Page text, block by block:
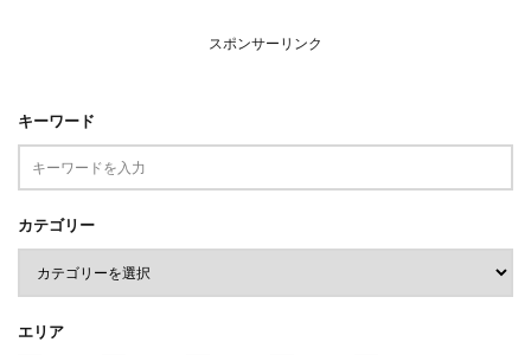
スポンサーリンク
キーワード
カテゴリー
エリア